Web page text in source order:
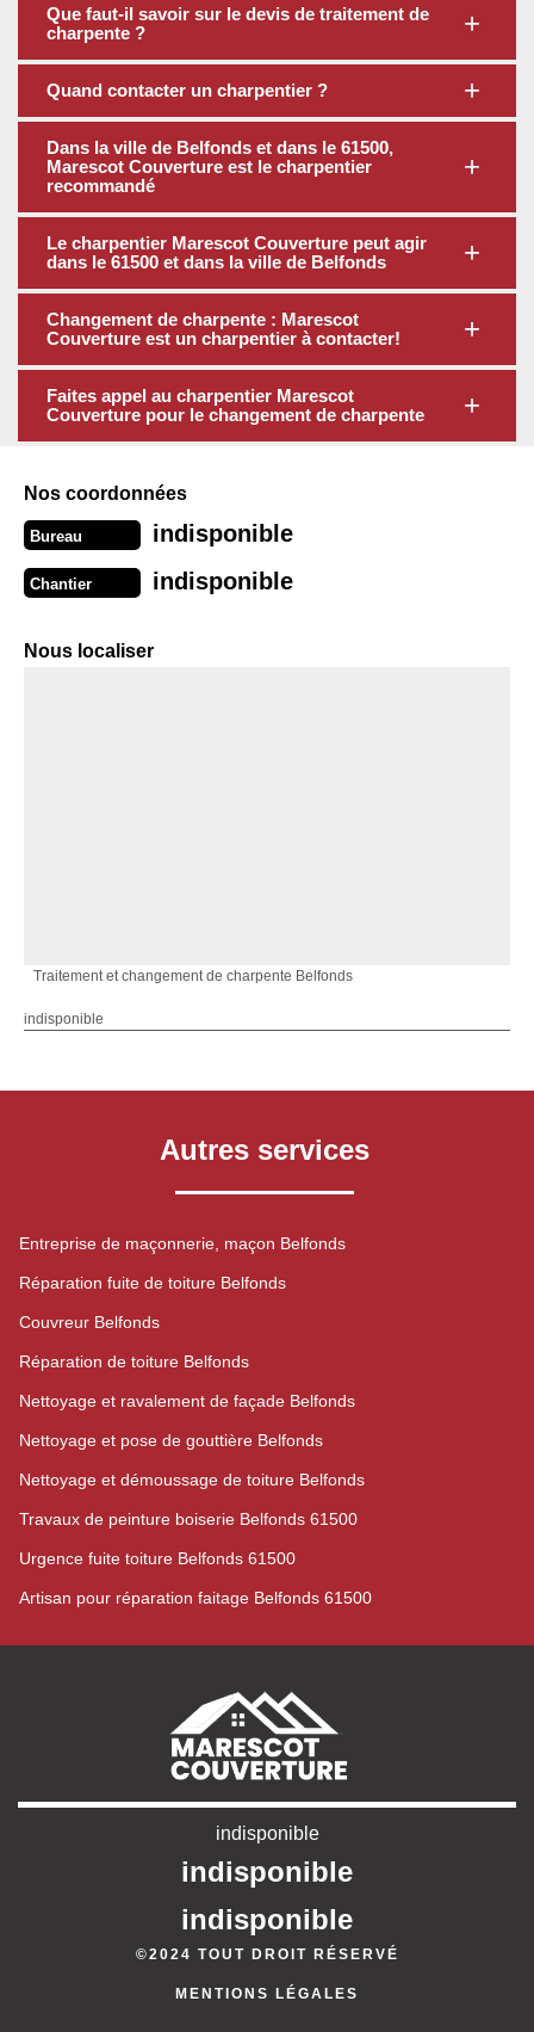
Que faut-il savoir sur le devis de traitement de
charpente ?
Quand contacter un charpentier ?
Dans la ville de Belfonds et dans le 61500,
Marescot Couverture est le charpentier
recommandé
Le charpentier Marescot Couverture peut agir
dans le 61500 et dans la ville de Belfonds
Changement de charpente : Marescot
Couverture est un charpentier à contacter!
Faites appel au charpentier Marescot
Couverture pour le changement de charpente
Nos coordonnées
Bureau indisponible
Chantier indisponible
Nous localiser
Traitement et changement de charpente Belfonds
indisponible
Autres services
Entreprise de maçonnerie, maçon Belfonds
Réparation fuite de toiture Belfonds
Couvreur Belfonds
Réparation de toiture Belfonds
Nettoyage et ravalement de façade Belfonds
Nettoyage et pose de gouttière Belfonds
Nettoyage et démoussage de toiture Belfonds
Travaux de peinture boiserie Belfonds 61500
Urgence fuite toiture Belfonds 61500
Artisan pour réparation faitage Belfonds 61500
indisponible
indisponible
indisponible
©2024 TOUT DROIT RÉSERVÉ
MENTIONS LÉGALES